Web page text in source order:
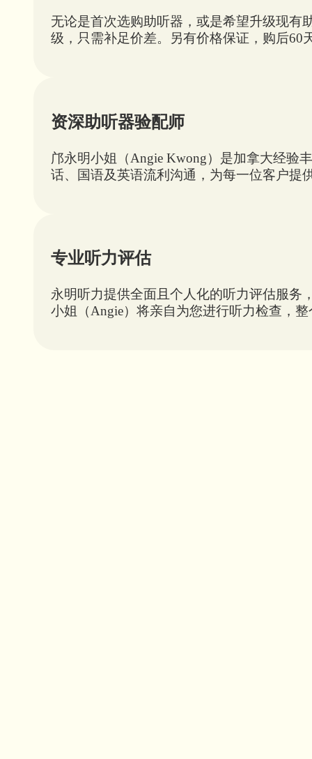
无论是首次选购助听器，或是希望升级现有
级，只需补足价差。另有价格保证，购后60
资深助听器验配师
邝永明小姐（Angie Kwong）是加拿大经验
话、国语及英语流利沟通，为每一位客户提
专业听力评估
永明听力提供全面且个人化的听力评估服务
小姐（Angie）将亲自为您进行听力检查，